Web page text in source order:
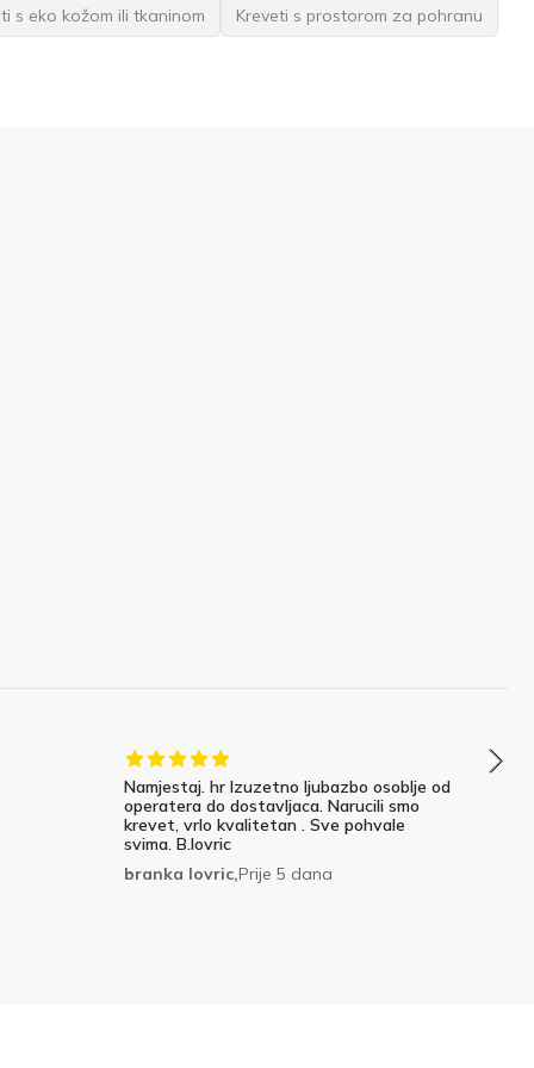
s eko kožom ili tkaninom
Kreveti s prostorom za pohranu
Namjestaj. hr Izuzetno ljubazbo osoblje od
operatera do dostavljaca. Narucili smo
krevet, vrlo kvalitetan . Sve pohvale
svima. B.lovric
branka lovric,Prije 5 dana